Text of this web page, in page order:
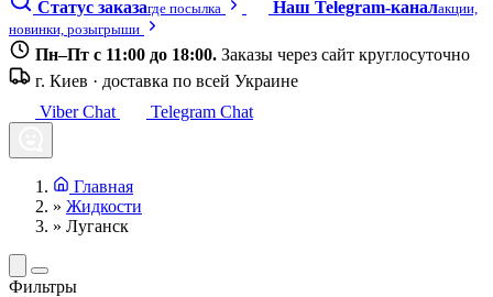
Статус заказагде посылка Наш Telegram-каналакции,
новинки, розыгрыши
Пн–Пт с 11:00 до 18:00. Заказы через сайт круглосуточно
г. Киев · доставка по всей Украине
Viber Chat
Telegram Chat
Главная
» Жидкости
» Луганск
Фильтры